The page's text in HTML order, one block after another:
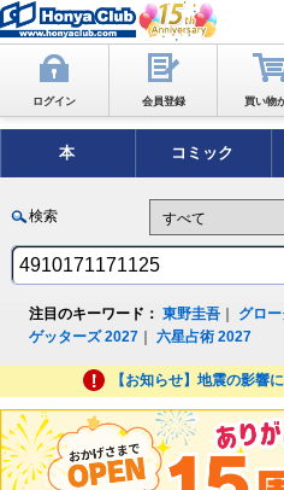
ログイン 会員登録 買い物
本 コミック
検索
注目のキーワード： 東野圭吾 グロ
ゲッターズ 2027 ｜六星占術 2027
【お知らせ】地震の影響